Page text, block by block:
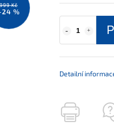
999 Kč
%
Detailní